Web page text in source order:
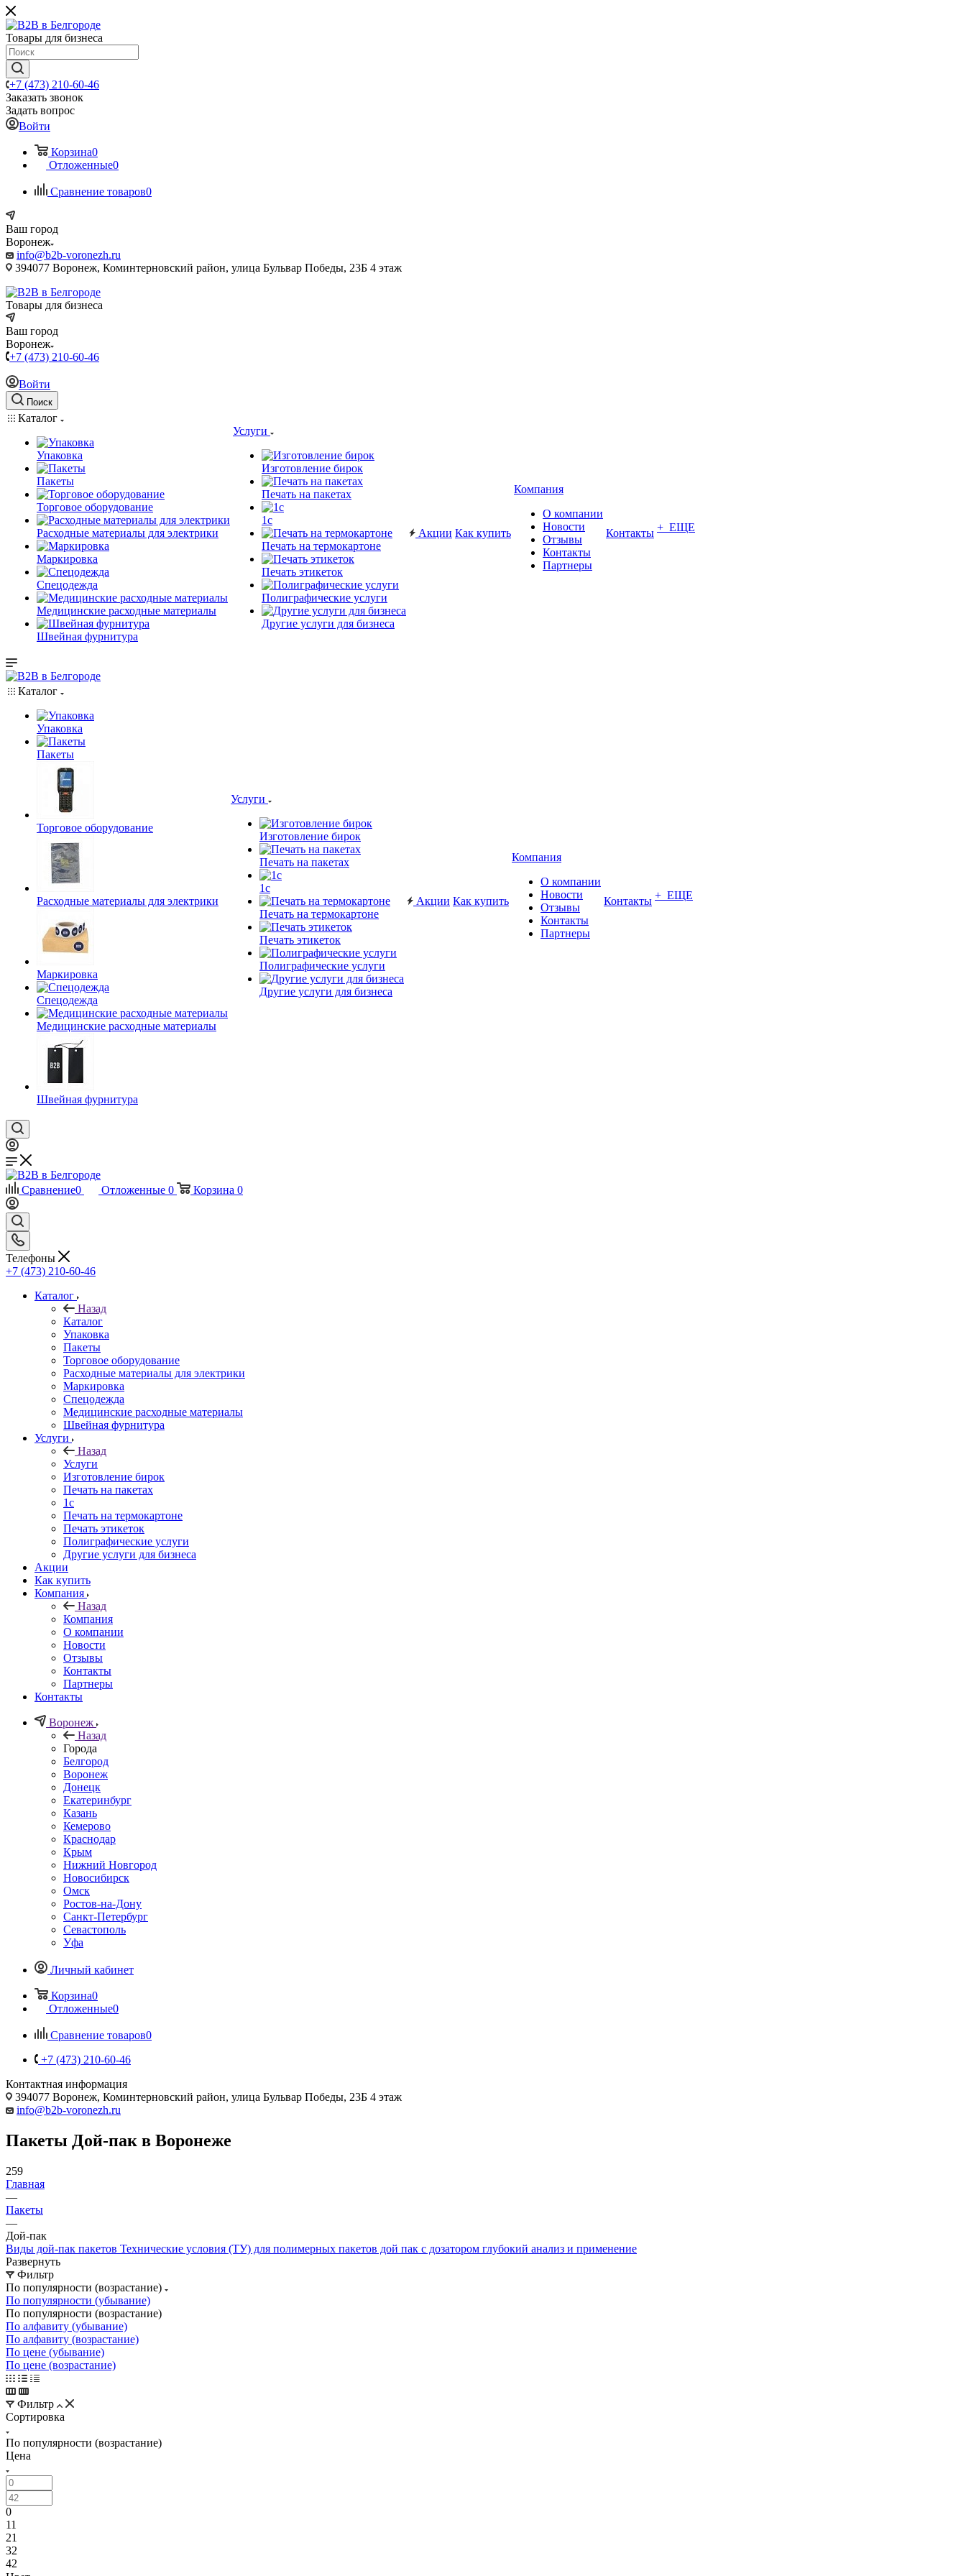
Товары для бизнеса
+7 (473) 210-60-46
Заказать звонок
Задать вопрос
Войти
Корзина0
Отложенные0
Сравнение товаров0
Ваш город
Воронеж
info@b2b-voronezh.ru
394077 Воронеж, Коминтерновский район, улица Бульвар Победы, 23Б​ 4 этаж
Товары для бизнеса
Ваш город
Воронеж
+7 (473) 210-60-46
Войти
Поиск
Каталог
Упаковка
Пакеты
Торговое оборудование
Расходные материалы для электрики
Маркировка
Спецодежда
Медицинские расходные материалы
Швейная фурнитура
Услуги
Изготовление бирок
Печать на пакетах
1c
Печать на термокартоне
Печать этикеток
Полиграфические услуги
Другие услуги для бизнеса
Акции Как купить
Компания
О компании
Новости
Отзывы
Контакты
Партнеры
Контакты + ЕЩЕ
Каталог
Упаковка
Пакеты
Торговое оборудование
Расходные материалы для электрики
Маркировка
Спецодежда
Медицинские расходные материалы
Швейная фурнитура
Услуги
Изготовление бирок
Печать на пакетах
1c
Печать на термокартоне
Печать этикеток
Полиграфические услуги
Другие услуги для бизнеса
Акции Как купить
Компания
О компании
Новости
Отзывы
Контакты
Партнеры
Контакты + ЕЩЕ
Сравнение0 Отложенные 0 Корзина 0
Телефоны
+7 (473) 210-60-46
Каталог
Назад
Каталог
Упаковка
Пакеты
Торговое оборудование
Расходные материалы для электрики
Маркировка
Спецодежда
Медицинские расходные материалы
Швейная фурнитура
Услуги
Назад
Услуги
Изготовление бирок
Печать на пакетах
1c
Печать на термокартоне
Печать этикеток
Полиграфические услуги
Другие услуги для бизнеса
Акции
Как купить
Компания
Назад
Компания
О компании
Новости
Отзывы
Контакты
Партнеры
Контакты
Воронеж
Назад
Города
Белгород
Воронеж
Донецк
Екатеринбург
Казань
Кемерово
Краснодар
Крым
Нижний Новгород
Новосибирск
Омск
Ростов-на-Дону
Санкт-Петербург
Севастополь
Уфа
Личный кабинет
Корзина0
Отложенные0
Сравнение товаров0
+7 (473) 210-60-46
Контактная информация
394077 Воронеж, Коминтерновский район, улица Бульвар Победы, 23Б​ 4 этаж
info@b2b-voronezh.ru
Пакеты Дой-пак в Воронеже
259
Главная
—
Пакеты
—
Дой-пак
Виды дой-пак пакетов Технические условия (ТУ) для полимерных пакетов дой пак с дозатором глубокий анализ и применение
Развернуть
Фильтр
По популярности (возрастание)
По популярности (убывание)
По популярности (возрастание)
По алфавиту (убывание)
По алфавиту (возрастание)
По цене (убывание)
По цене (возрастание)
Фильтр
Сортировка
По популярности (возрастание)
Цена
0
11
21
32
42